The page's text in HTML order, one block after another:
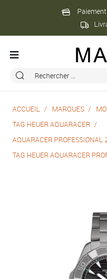
ACCUEIL MARQUES
TAG HEUER AQUARACER
AQUARACER PROFESSIONAL
TAG HEUER AQUARACER